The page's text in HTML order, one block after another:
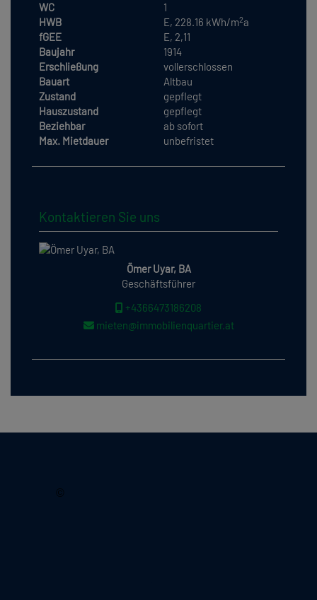
WC
1
HWB
E, 228.16 kWh/m2a
fGEE
E, 2,11
Baujahr
1914
Erschließung
vollerschlossen
Bauart
Altbau
Zustand
gepflegt
Hauszustand
gepflegt
Beziehbar
ab sofort
Max. Mietdauer
unbefristet
Kontaktieren Sie uns
Ömer Uyar, BA
Geschäftsführer
+4366473186208
mieten@immobilienquartier.at
©